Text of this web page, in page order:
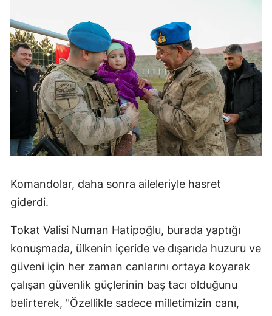
Giresun
Gümüşhane
Hakkari
Hatay
Isparta
Mersin
İstanbul
Kars
Kastamonu
Kayseri
Kırklareli
Komandolar, daha sonra aileleriyle hasret
giderdi.
Tokat Valisi Numan Hatipoğlu, burada yaptığı
konuşmada, ülkenin içeride ve dışarıda huzuru ve
güveni için her zaman canlarını ortaya koyarak
çalışan güvenlik güçlerinin baş tacı olduğunu
belirterek, "Özellikle sadece milletimizin canı,